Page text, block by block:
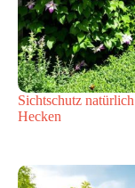
Sichtschutz
Hecken